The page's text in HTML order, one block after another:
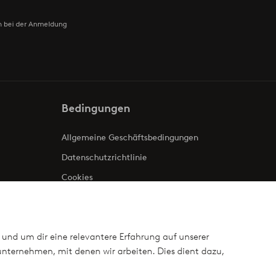
um dir eine relevantere Erfahrung auf unserer
mit denen wir arbeiten. Dies dient dazu,
bei der Anmeldung
Bedingungen
Allgemeine Geschäftsbedingungen
Datenschutzrichtlinie
Cookies